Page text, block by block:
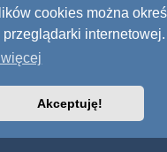
cookies można
internetowej.
Akceptuję!